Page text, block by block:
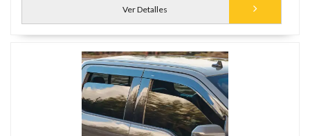
Ver Detalles